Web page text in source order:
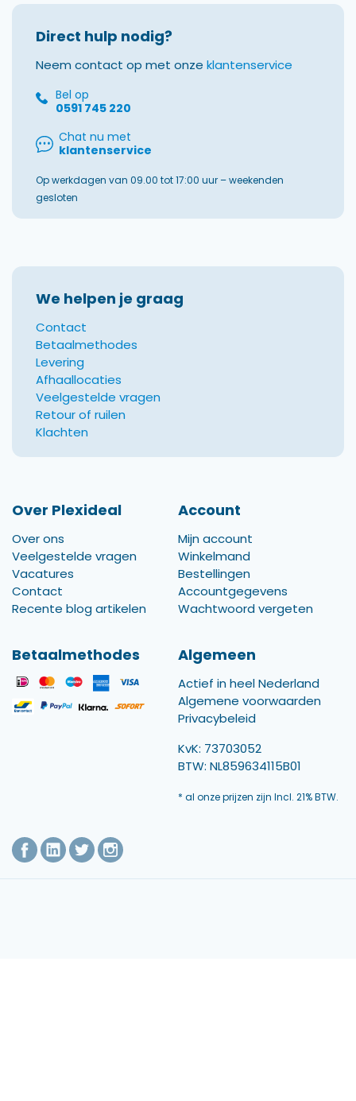
Direct hulp nodig?
Neem contact op met onze klantenservice
Bel op
0591 745 220
Chat nu met
klantenservice
Op werkdagen van 09.00 tot 17:00 uur – weekenden
gesloten
We helpen je graag
Contact
Betaalmethodes
Levering
Afhaallocaties
Veelgestelde vragen
Retour of ruilen
Klachten
Over Plexideal
Over ons
Veelgestelde vragen
Vacatures
Contact
Recente blog artikelen
Account
Mijn account
Winkelmand
Bestellingen
Accountgegevens
Wachtwoord vergeten
Betaalmethodes Algemeen
Actief in heel Nederland
Algemene voorwaarden
Privacybeleid
KvK: 73703052
BTW: NL859634115B01
* al onze prijzen zijn Incl. 21% BTW.